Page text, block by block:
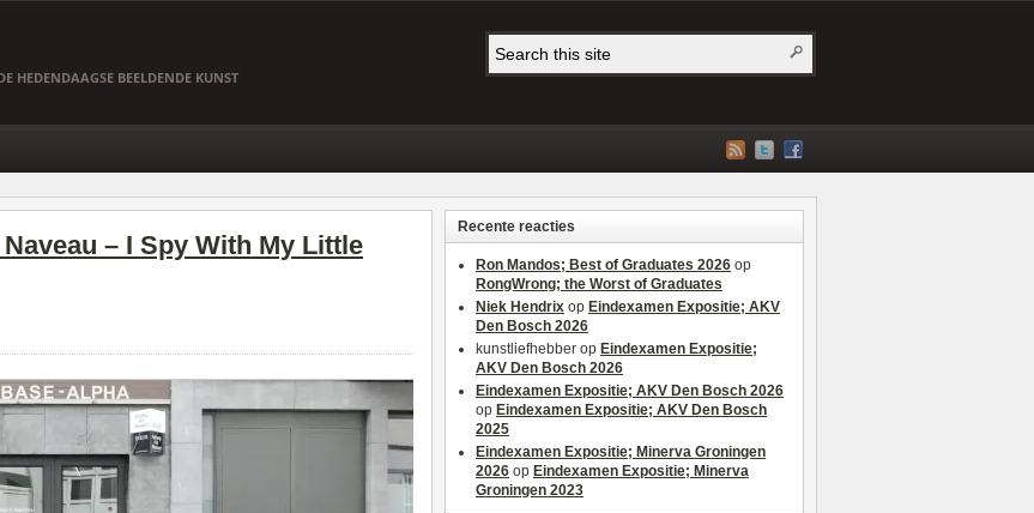
HEDENDAAGSE BEELDENDE KUNST
– I Spy With My Little
Recente reacties
Ron Mandos; Best of Graduates 2026 op
RongWrong; the Worst of Graduates
Niek Hendrix op Eindexamen Expositie; AKV
Den Bosch 2026
kunstliefhebber op Eindexamen Expositie;
AKV Den Bosch 2026
Eindexamen Expositie; AKV Den Bosch 2026
op Eindexamen Expositie; AKV Den Bosch
2025
Eindexamen Expositie; Minerva Groningen
2026 op Eindexamen Expositie; Minerva
Groningen 2023